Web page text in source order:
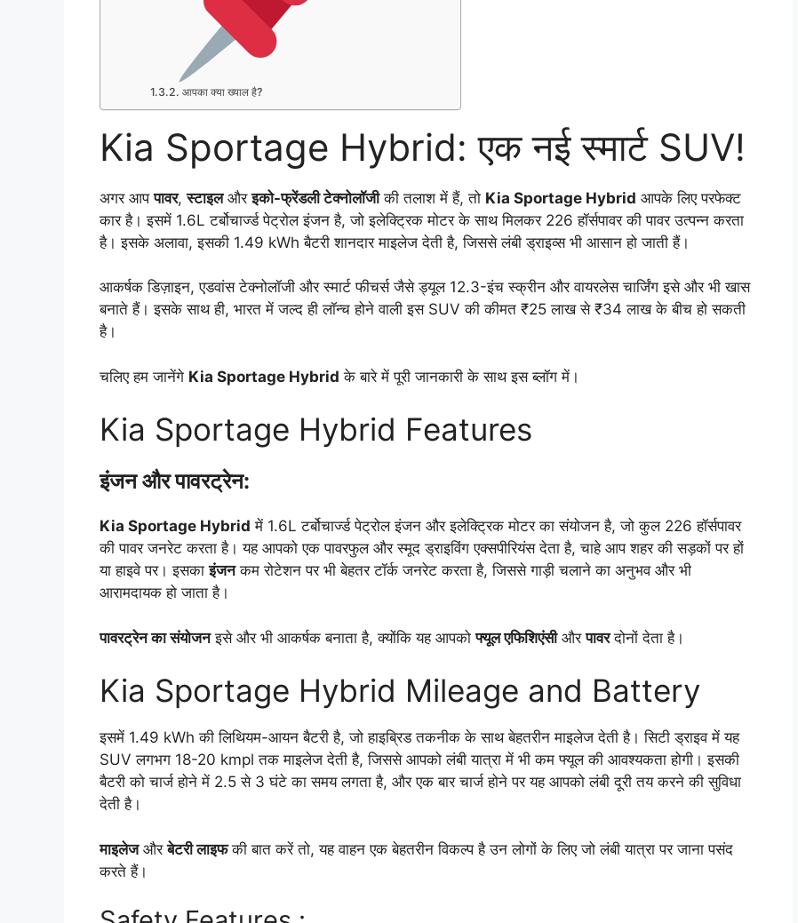
आपका क्या ख्याल है?
Kia Sportage Hybrid: एक नई स्मार्ट SUV!
अगर आपपावर,स्टाइलऔरइको-फ्रेंडली टेक्नोलॉजीकी तलाश में हैं, तो Kia Sportage Hybrid आपके लिए परफेक्ट
कार है। इसमें 1.6L टर्बोचार्ज्ड पेट्रोल इंजन है, जो इलेक्ट्रिक मोटर के साथ मिलकर 226 हॉर्सपावर की पावर उत्पन्न करता
है। इसके अलावा, इसकी 1.49 kWh बैटरी शानदार माइलेज देती है, जिससे लंबी ड्राइव्स भी आसान हो जाती हैं।
आकर्षक डिज़ाइन, एडवांस टेक्नोलॉजी और स्मार्ट फीचर्स जैसे ड्यूल 12.3-इंच स्क्रीन और वायरलेस चार्जिंग इसे और भी खास
बनाते हैं। इसके साथ ही, भारत में जल्द ही लॉन्च होने वाली इस SUV की कीमत ₹25 लाख से ₹34 लाख के बीच हो सकती
है।
चलिए हम जानेंगे Kia Sportage Hybrid के बारे में पूरी जानकारी के साथ इस ब्लॉग में।
Kia Sportage Hybrid Features
इंजन और पावरट्रेन:
Kia Sportage Hybrid में 1.6L टर्बोचार्ज्ड पेट्रोल इंजन और इलेक्ट्रिक मोटर का संयोजन है, जो कुल 226 हॉर्सपावर
की पावर जनरेट करता है। यह आपको एक पावरफुल और स्मूद ड्राइविंग एक्सपीरियंस देता है, चाहे आप शहर की सड़कों पर हों
या हाइवे पर। इसकाइंजनकम रोटेशन पर भी बेहतर टॉर्क जनरेट करता है, जिससे गाड़ी चलाने का अनुभव और भी
आरामदायक हो जाता है।
पावरट्रेन का संयोजनइसे और भी आकर्षक बनाता है, क्योंकि यह आपकोफ्यूल एफिशिएंसीऔरपावरदोनों देता है।
Kia Sportage Hybrid Mileage and Battery
इसमें 1.49 kWh की लिथियम-आयन बैटरी है, जो हाइब्रिड तकनीक के साथ बेहतरीन माइलेज देती है। सिटी ड्राइव में यह
SUV लगभग 18-20 kmpl तक माइलेज देती है, जिससे आपको लंबी यात्रा में भी कम फ्यूल की आवश्यकता होगी। इसकी
बैटरी को चार्ज होने में 2.5 से 3 घंटे का समय लगता है, और एक बार चार्ज होने पर यह आपको लंबी दूरी तय करने की सुविधा
देती है।
माइलेजऔरबेटरी लाइफकी बात करें तो, यह वाहन एक बेहतरीन विकल्प है उन लोगों के लिए जो लंबी यात्रा पर जाना पसंद
करते हैं।